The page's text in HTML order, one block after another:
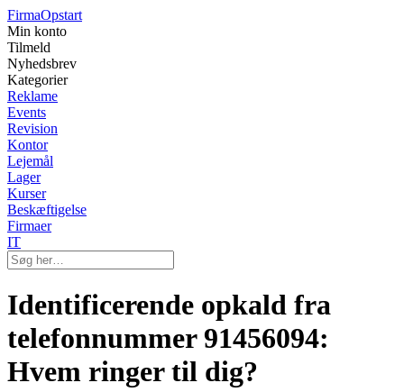
FirmaOpstart
Min konto
Tilmeld
Nyhedsbrev
Kategorier
Reklame
Events
Revision
Kontor
Lejemål
Lager
Kurser
Beskæftigelse
Firmaer
IT
Identificerende opkald fra
telefonnummer 91456094:
Hvem ringer til dig?